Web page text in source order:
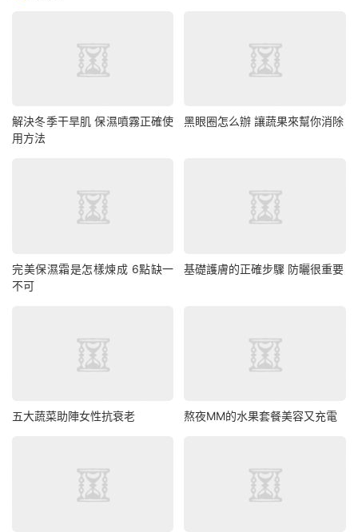
解決冬季干旱肌 保濕噴霧正確使
用方法
黑眼圈怎么辦 讓蔬果來幫你消除
完美保濕霜是怎樣煉成 6點缺一
不可
基礎護膚的正確步驟 防曬很重要
五大蔬菜助陣女性抗衰老 熬夜MM的水果套餐美容又充電